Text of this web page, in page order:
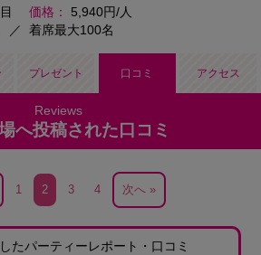
価格
5,940円/人
／ 着席最大100名
プレゼント 口コミ アクセス
へ投稿された口コミ
1 2 3 4 次へ »
たパーティーレポート・口コミ